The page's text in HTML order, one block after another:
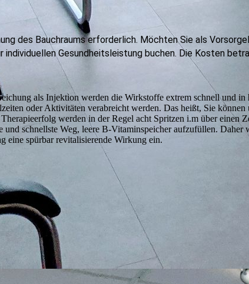
des Bauchraums erforderlich. Möchten Sie als
Gesundheitsleistung buchen. Die Kosten
als Injektion werden die Wirkstoffe extrem schnell und in
oder Aktivitäten verabreicht werden. Das heißt, Sie können
werden in der Regel acht Spritzen i.m über einen
schnellste Weg, leere B-Vitaminspeicher aufzufüllen.
eine spürbar revitalisierende Wirkung ein.